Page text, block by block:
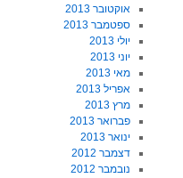
אוקטובר 2013
ספטמבר 2013
יולי 2013
יוני 2013
מאי 2013
אפריל 2013
מרץ 2013
פברואר 2013
ינואר 2013
דצמבר 2012
נובמבר 2012